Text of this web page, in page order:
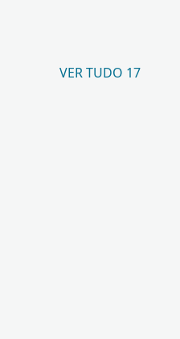
VER TUDO 17